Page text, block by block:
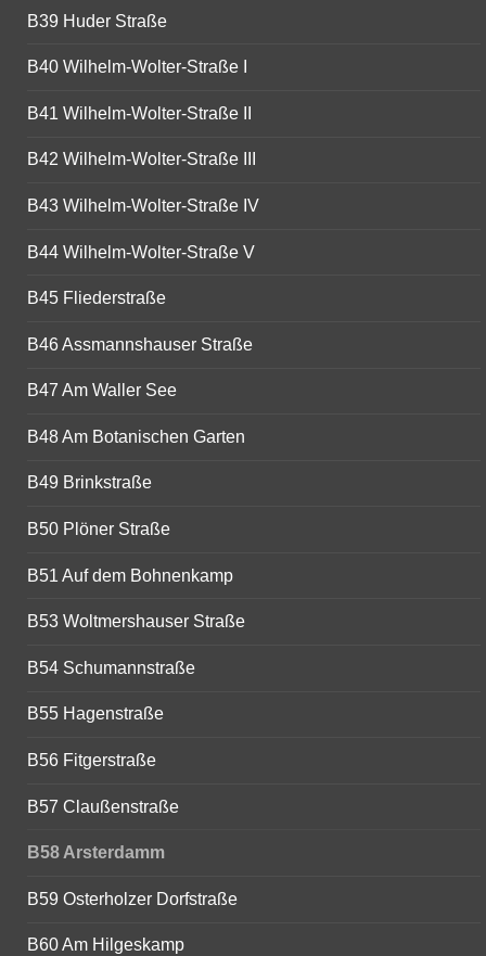
B39 Huder Straße
B40 Wilhelm-Wolter-Straße I
B41 Wilhelm-Wolter-Straße II
B42 Wilhelm-Wolter-Straße III
B43 Wilhelm-Wolter-Straße IV
B44 Wilhelm-Wolter-Straße V
B45 Fliederstraße
B46 Assmannshauser Straße
B47 Am Waller See
B48 Am Botanischen Garten
B49 Brinkstraße
B50 Plöner Straße
B51 Auf dem Bohnenkamp
B53 Woltmershauser Straße
B54 Schumannstraße
B55 Hagenstraße
B56 Fitgerstraße
B57 Claußenstraße
B58 Arsterdamm
B59 Osterholzer Dorfstraße
B60 Am Hilgeskamp